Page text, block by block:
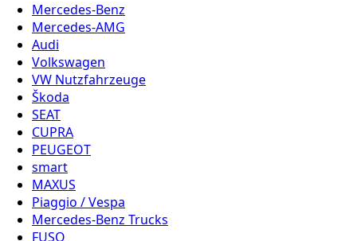
Mercedes-Benz
Mercedes-AMG
Audi
Volkswagen
VW Nutzfahrzeuge
Škoda
SEAT
CUPRA
PEUGEOT
smart
MAXUS
Piaggio / Vespa
Mercedes-Benz Trucks
FUSO